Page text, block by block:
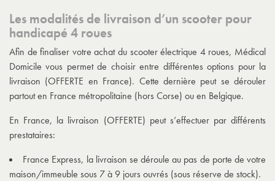
Les modalités de livraison d’un scooter pour
handicapé 4 roues
Afin de finaliser votre achat du scooter électrique 4 roues, Médical
Domicile vous permet de choisir entre différentes options pour la
livraison (OFFERTE en France). Cette dernière peut se dérouler
partout en France métropolitaine (hors Corse) ou en Belgique.
En France, la livraison (OFFERTE) peut s’effectuer par différents
prestataires:
France Express, la livraison se déroule au pas de porte de votre
maison/immeuble sous 7 à 9 jours ouvrés (sous réserve de stock).